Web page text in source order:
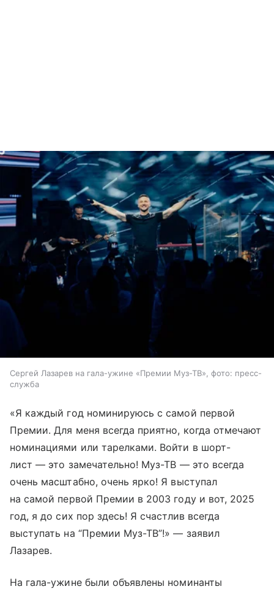
Сергей Лазарев на гала-ужине «Премии Муз-ТВ», фото: пресс-
служба
«Я каждый год номинируюсь с самой первой
Премии. Для меня всегда приятно, когда отмечают
номинациями или тарелками. Войти в шорт-
лист — это замечательно! Муз-ТВ — это всегда
очень масштабно, очень ярко! Я выступал
на самой первой Премии в 2003 году и вот, 2025
год, я до сих пор здесь! Я счастлив всегда
выступать на “Премии Муз-ТВ”!» — заявил
Лазарев.
На гала-ужине были объявлены номинанты